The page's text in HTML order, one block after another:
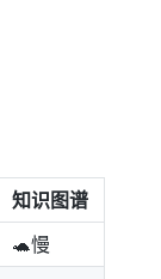
知识图谱
🐢慢